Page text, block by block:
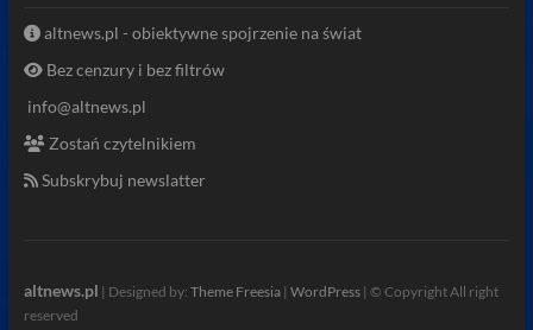
altnews.pl - obiektywne spojrzenie na świat
Bez cenzury i bez filtrów
info@altnews.pl
Zostań czytelnikiem
Subskrybuj newslatter
altnews.pl | Designed by: Theme Freesia| WordPress| © Copyright All right
reserved